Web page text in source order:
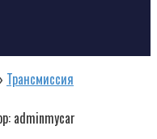
Трансмиссия
adminmycar